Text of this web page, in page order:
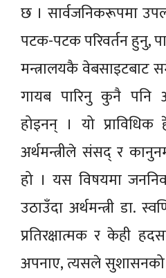
छ । सार्वजनिकरूपमा
पटक-पटक परिवर्तन हुनु,
मन्त्रालयकै वेबसाइटबाट
गायब पारिनु कुनै पनि
होइनन् । यो प्राविधिक
अर्थमन्त्रीले संसद् र
हो । यस विषयमा
उठाउँदा अर्थमन्त्री डा.
प्रतिरक्षात्मक र केही
अपनाए, त्यसले सुशासनको